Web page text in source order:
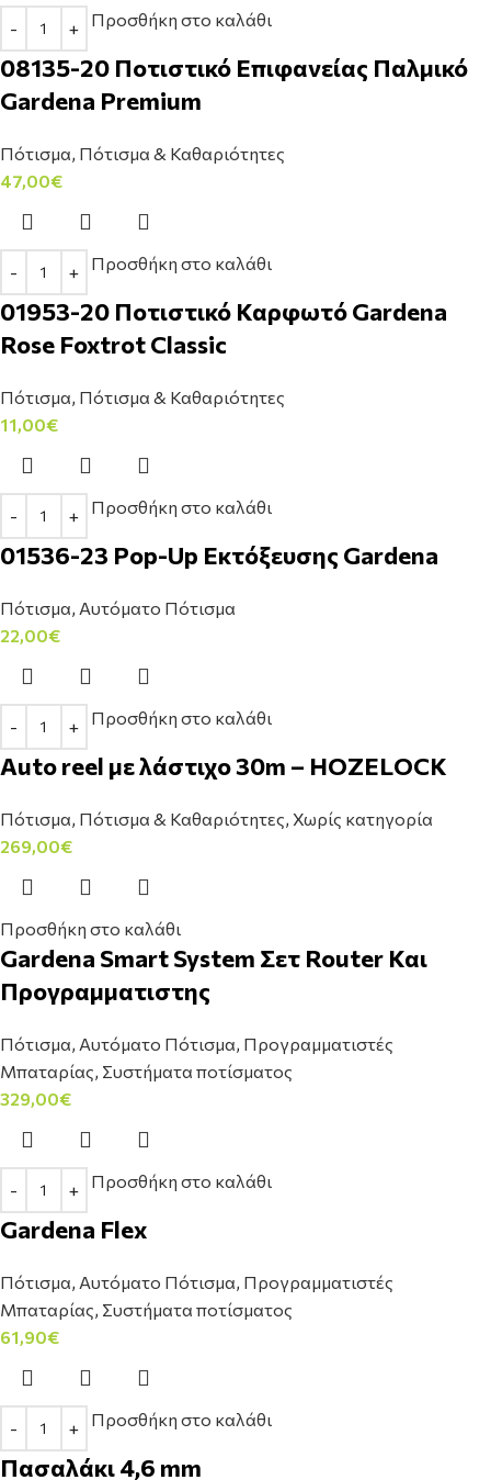
Προσθήκη στο καλάθι
08135-20 Ποτιστικό Επιφανείας Παλμικό
Gardena Premium
Πότισμα, Πότισμα & Καθαριότητες
47,00€
Προσθήκη στο καλάθι
01953-20 Ποτιστικό Καρφωτό Gardena
Rose Foxtrot Classic
Πότισμα, Πότισμα & Καθαριότητες
11,00€
Προσθήκη στο καλάθι
01536-23 Pop-Up Εκτόξευσης Gardena
Πότισμα, Αυτόματο Πότισμα
22,00€
Προσθήκη στο καλάθι
Auto reel με λάστιχο 30m – HOZELOCK
Πότισμα, Πότισμα & Καθαριότητες, Χωρίς κατηγορία
269,00€
Προσθήκη στο καλάθι
Gardena Smart System Σετ Router Και
Προγραμματιστης
Πότισμα, Αυτόματο Πότισμα, Προγραμματιστές
Μπαταρίας, Συστήματα ποτίσματος
329,00€
Προσθήκη στο καλάθι
Gardena Flex
Πότισμα, Αυτόματο Πότισμα, Προγραμματιστές
Μπαταρίας, Συστήματα ποτίσματος
61,90€
Προσθήκη στο καλάθι
Πασαλάκι 4,6 mm